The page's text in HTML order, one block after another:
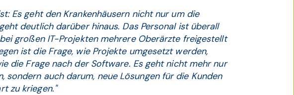
Es geht den Krankenhäusern nicht nur um die
deutlich darüber hinaus. Das Personal ist überall
großen IT-Projekten mehrere Oberärzte freigestellt
ist die Frage, wie Projekte umgesetzt werden,
die Frage nach der Software. Es geht nicht mehr nur
auch darum, neue Lösungen für die Kunden
zu kriegen."